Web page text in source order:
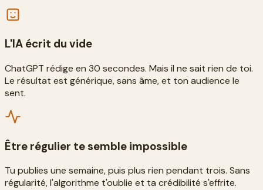
L'IA écrit du vide
ChatGPT rédige en 30 secondes. Mais il ne sait rien de toi.
Le résultat est générique, sans âme, et ton audience le
sent.
Être régulier te semble impossible
Tu publies une semaine, puis plus rien pendant trois. Sans
régularité, l'algorithme t'oublie et ta crédibilité s'effrite.